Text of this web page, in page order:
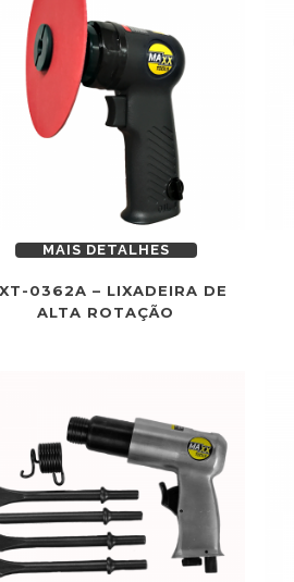
MAIS DETALHES
0362A – LIXADEIRA DE
ALTA ROTAÇÃO